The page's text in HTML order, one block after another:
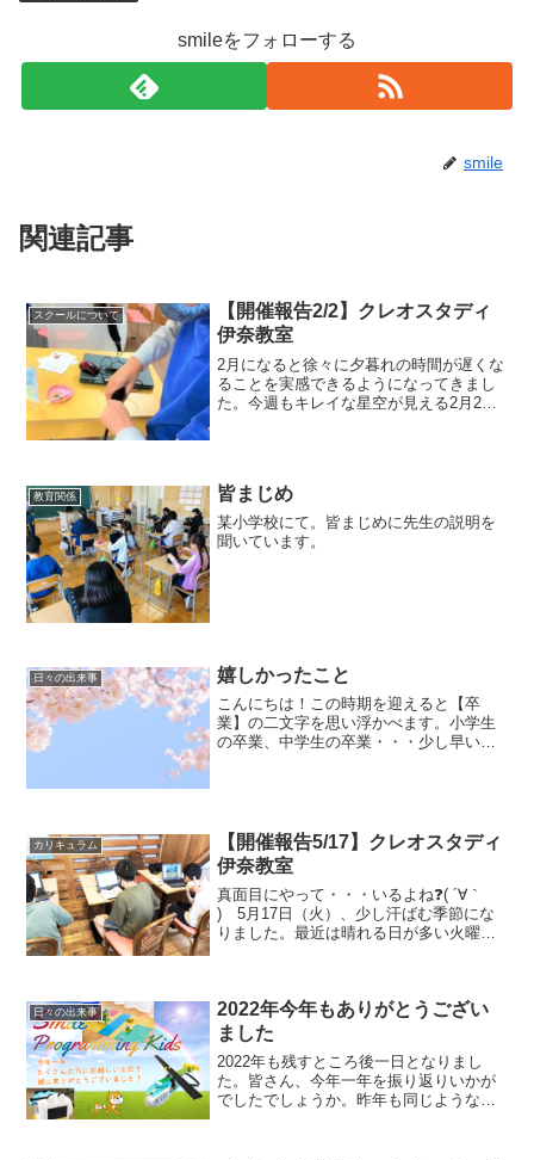
smileをフォローする
smile
関連記事
スクールについて
【開催報告2/2】クレオスタディ
伊奈教室
2月になると徐々に夕暮れの時間が遅くな
ることを実感できるようになってきまし
た。今週もキレイな星空が見える2月2
教育関係 皆まじめ
某小学校にて。皆まじめに先生の説明を
聞いています。
日々の出来事 嬉しかったこと
こんにちは！この時期を迎えると【卒
業】の二文字を思い浮かべます。小学生
の卒業、中学生の卒業・・・少し早いで
カリキュラム
【開催報告5/17】クレオスタディ
伊奈教室
真面目にやって・・・いるよね❓( ´∀｀
) 5月17日（火）、少し汗ばむ季節にな
りました。最近は晴れる日が多い火曜日
終わっても、...
日々の出来事
2022年今年もありがとうござい
ました
2022年も残すところ後一日となりまし
た。皆さん、今年一年を振り返りいかが
でしたでしょうか。昨年も同じようなこ